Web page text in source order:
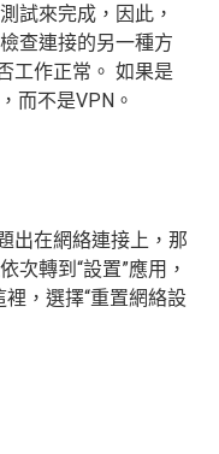
試來完成，因此，
查連接的另一種方
工作正常。 如果是
而不是VPN。
出在網絡連接上，那
次轉到“設置”應用，
裡，選擇“重置網絡設